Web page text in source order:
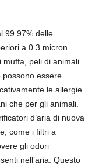
99.97% delle
a 0.3 micron.
muffa, peli di animali
possono essere
le allergie
che per gli animali.
d’aria di nuova
come i filtri a
gli odori
nell’aria. Questo